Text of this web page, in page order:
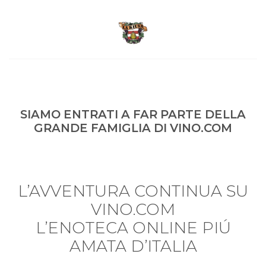
SIAMO ENTRATI A FAR PARTE DELLA
GRANDE FAMIGLIA DI VINO.COM
L’AVVENTURA CONTINUA SU
VINO.COM
L’ENOTECA ONLINE PIÚ
AMATA D’ITALIA